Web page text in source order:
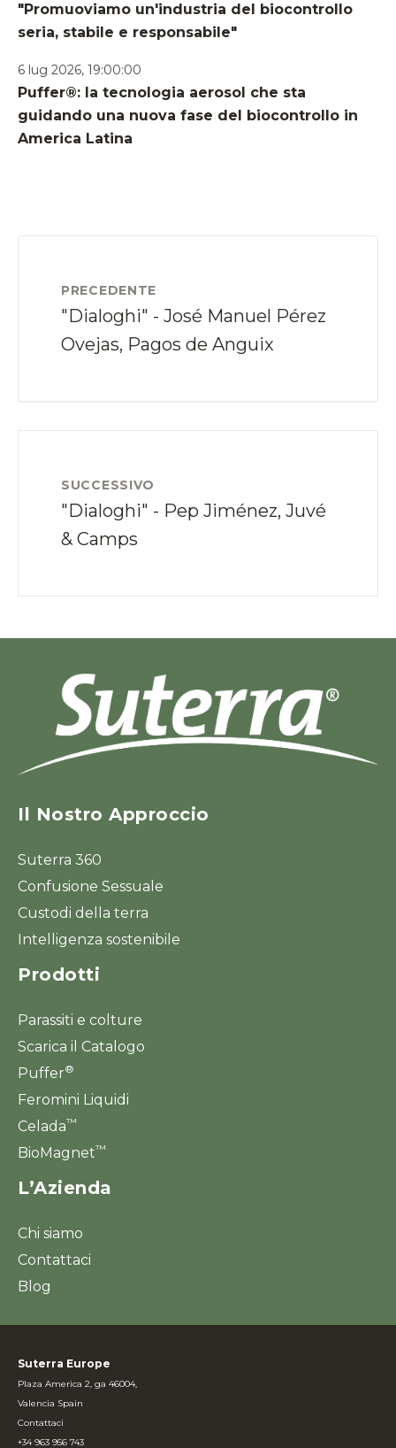
"Promuoviamo un'industria del biocontrollo
seria, stabile e responsabile"
6 lug 2026, 19:00:00
Puffer®: la tecnologia aerosol che sta
guidando una nuova fase del biocontrollo in
America Latina
PRECEDENTE
"Dialoghi" - José Manuel Pérez
Ovejas, Pagos de Anguix
SUCCESSIVO
"Dialoghi" - Pep Jiménez, Juvé
& Camps
Il Nostro Approccio
Suterra 360
Confusione Sessuale
Custodi della terra
Intelligenza sostenibile
Prodotti
Parassiti e colture
Scarica il Catalogo
Puffer®
Feromini Liquidi
Celada™
BioMagnet™
L’Azienda
Chi siamo
Contattaci
Blog
Suterra Europe
Plaza America 2, ga 46004,
Valencia Spain
Contattaci
+34 963 956 743